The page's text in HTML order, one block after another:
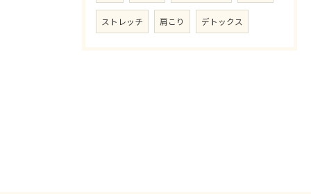
ストレッチ 肩こり デトックス